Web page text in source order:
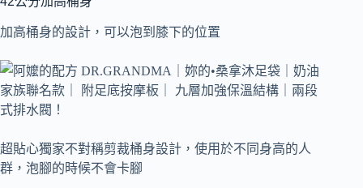
加高桶身的設計，可以泡到膝下的位置
超貼心獨家不對稱剪裁桶身設計，使用於不同身高的人
群，泡腳的時候不會卡腳